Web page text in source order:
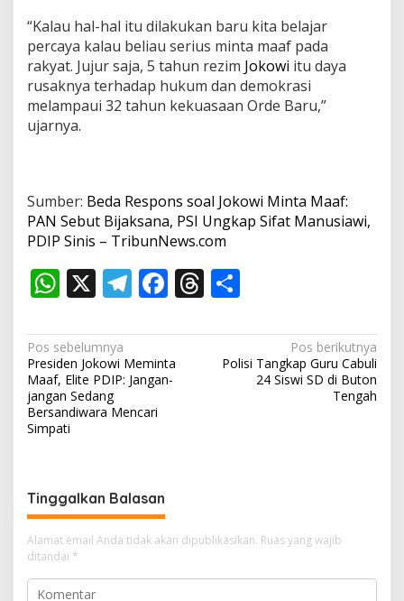
“Kalau hal-hal itu dilakukan baru kita belajar
percaya kalau beliau serius minta maaf pada
rakyat. Jujur saja, 5 tahun rezim Jokowi itu daya
rusaknya terhadap hukum dan demokrasi
melampaui 32 tahun kekuasaan Orde Baru,”
ujarnya.
Sumber: Beda Respons soal Jokowi Minta Maaf:
PAN Sebut Bijaksana, PSI Ungkap Sifat Manusiawi,
PDIP Sinis – TribunNews.com
W
at
s
A
p
X T
e
gr
m
F
e
b
T
re ar
e
N
a
v
i
s
i
p
o
Pos sebelumnya
Presiden Jokowi Meminta
Maaf, Elite PDIP: Jangan-
jangan Sedang
Bersandiwara Mencari
Simpati
Pos berikutnya
Polisi Tangkap Guru Cabuli
24 Siswi SD di Buton
Tengah
Tinggalkan Balasan
Alamat email Anda tidak akan dipublikasikan. Ruas yang wajib
ditandai *